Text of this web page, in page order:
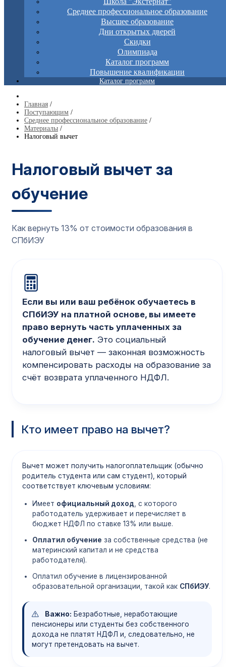
Среднее профессиональное образование
Высшее образование
Дни открытых дверей
Скидки
Олимпиада
Каталог программ
Повышение квалификации
Каталог программ
Главная /
Поступающим /
Среднее профессиональное образование /
Материалы /
Налоговый вычет
Налоговый вычет за
обучение
Как вернуть 13% от стоимости образования в
СПбИЭУ
Если вы или ваш ребёнок обучаетесь в
СПбИЭУ на платной основе, вы имеете
право вернуть часть уплаченных за
обучение денег. Это социальный
налоговый вычет — законная возможность
компенсировать расходы на образование за
счёт возврата уплаченного НДФЛ.
Кто имеет право на вычет?
Вычет может получить налогоплательщик (обычно
родитель студента или сам студент), который
соответствует ключевым условиям:
Имеет официальный доход, с которого
работодатель удерживает и перечисляет в
бюджет НДФЛ по ставке 13% или выше.
Оплатил обучение за собственные средства (не
материнский капитал и не средства
работодателя).
Оплатил обучение в лицензированной
образовательной организации, такой как СПбИЭУ.
Важно: Безработные, неработающие
пенсионеры или студенты без собственного
дохода не платят НДФЛ и, следовательно, не
могут претендовать на вычет.